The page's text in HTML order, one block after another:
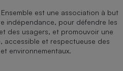
est une association à but
indépendance, pour défendre les
des usagers, et promouvoir une
accessible et respectueuse des
environnementaux.